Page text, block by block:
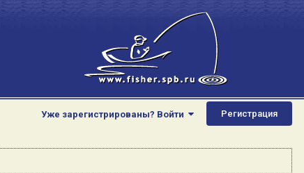
Уже зарегистрированы? Войти Регистрация